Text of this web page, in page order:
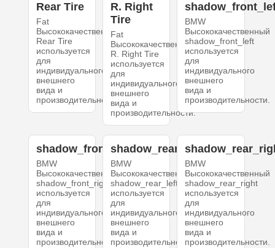
Rear Tire
Fat
Высококачественный
Rear Tire
используется
для
индивидуального
внешнего
вида и
производительности.
R. Right
Tire
Fat
Высококачественный
R. Right Tire
используется
для
индивидуального
внешнего
вида и
производительности.
BMW
Высококачественный
shadow_front_left
используется
для
индивидуального
внешнего
вида и
производительности.
shadow_front_right
BMW
Высококачественный
shadow_front_right
используется
для
индивидуального
внешнего
вида и
производительности.
shadow_rear_left
BMW
Высококачественный
shadow_rear_left
используется
для
индивидуального
внешнего
вида и
производительности.
BMW
Высококачественный
shadow_rear_right
используется
для
индивидуального
внешнего
вида и
производительности.